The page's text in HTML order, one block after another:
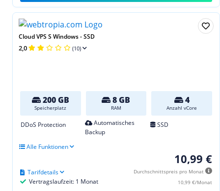
Cloud VPS S Windows - SSD
2,0 (10)
200 GB
Speicherplatz
8 GB
RAM
4
Anzahl vCore
DDoS Protection
Automatisches
Backup
SSD
Alle Funktionen
10,99 €
Durchschnittspreis pro Monat
10,99 €/Monat
Vertragslaufzeit: 1 Monat
Tarifdetails